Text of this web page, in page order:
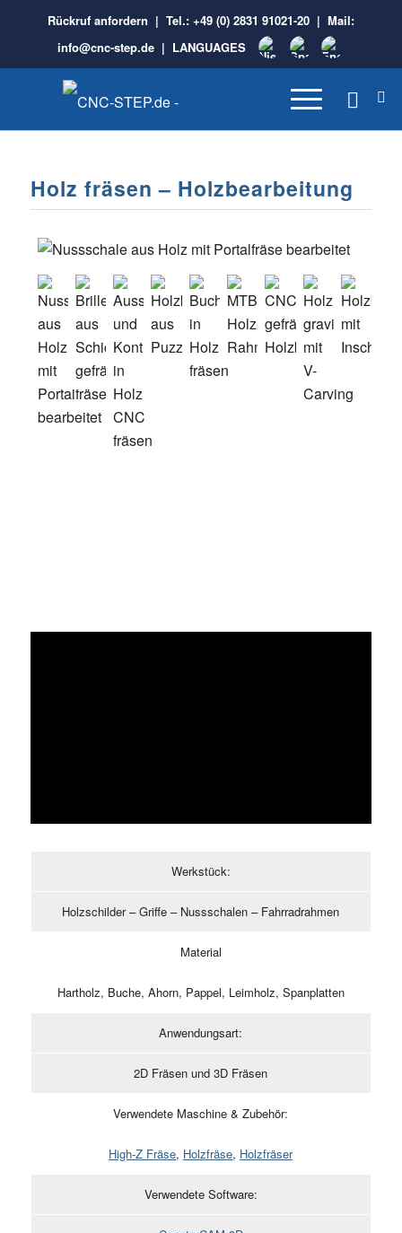
Rückruf anfordern | Tel.: +49 (0) 2831 91021-20| Mail:
info@cnc-step.de | LANGUAGES
Holz fräsen – Holzbearbeitung
Werkstück:
Holzschilder – Griffe – Nussschalen – Fahrradrahmen
Material
Hartholz, Buche, Ahorn, Pappel, Leimholz, Spanplatten
Anwendungsart:
2D Fräsen und 3D Fräsen
Verwendete Maschine & Zubehör:
High-Z Fräse, Holzfräse, Holzfräser
Verwendete Software: